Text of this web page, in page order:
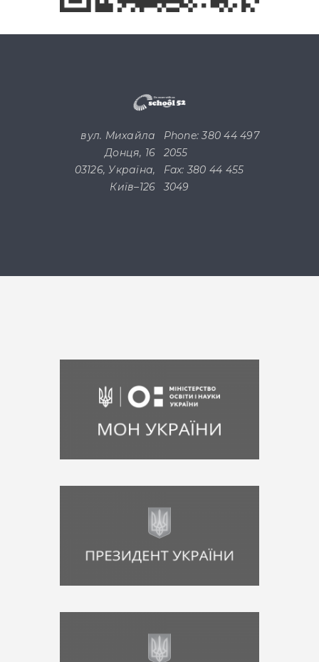
Phone: 380 44 497
2055
Fax: 380 44 455
3049
вул. Михайла
Донця, 16
03126, Україна,
Київ–126